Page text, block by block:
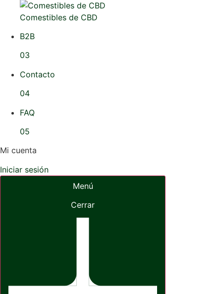
Comestibles de CBD
B2B
03
Contacto
04
FAQ
05
Mi cuenta
Iniciar sesión
Menú
Cerrar